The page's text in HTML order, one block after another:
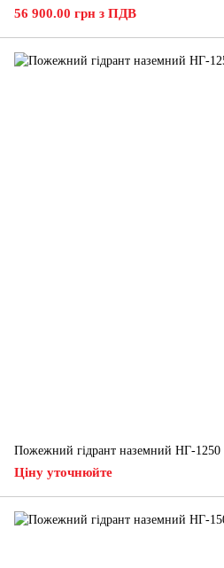
56 900.00 грн з ПДВ
Пожежний гідрант наземний НГ-1250
Ціну уточнюйте